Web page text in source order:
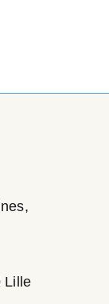
Lille